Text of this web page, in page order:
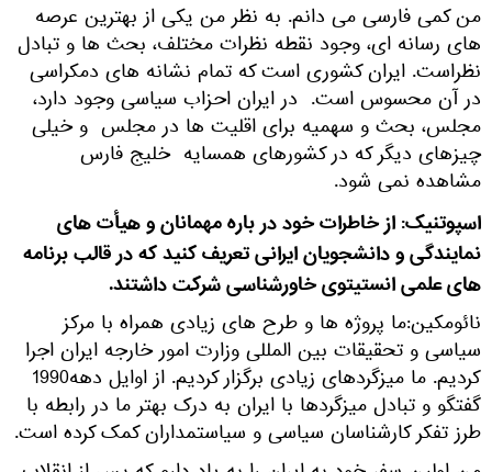
من کمی فارسی می دانم. به نظر من یکی از بهترین عرصه
های رسانه ای، وجود نقطه نظرات مختلف، بحث ها و تبادل
نظراست. ایران کشوری است که تمام نشانه های دمکراسی
در آن محسوس است. در ایران احزاب سیاسی وجود دارد،
مجلس، بحث و سهمیه برای اقلیت ها در مجلس و خیلی
چیزهای دیگر که در کشورهای همسایه خلیج فارس
مشاهده نمی شود.
اسپوتنیک: از خاطرات خود در باره مهمانان و هیأت های
نمایندگی و دانشجویان ایرانی تعریف کنید که در قالب برنامه
های علمی انستیتوی خاورشناسی شرکت داشتند.
نائومکین:ما پروژه ها و طرح های زیادی همراه با مرکز
سیاسی و تحقیقات بین المللی وزارت امور خارجه ایران اجرا
کردیم. ما میزگردهای زیادی برگزار کردیم. از اوایل دهه1990
گفتگو و تبادل میزگردها با ایران به درک بهتر ما در رابطه با
طرز تفکر کارشناسان سیاسی و سیاستمداران کمک کرده است.